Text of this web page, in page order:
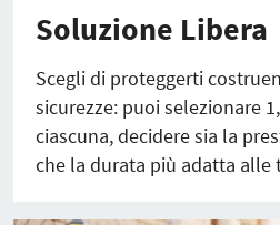
Soluzione Libera
Scegli di proteggerti
sicurezze: puoi selezionare
ciascuna, decidere sia la
che la durata più adatta alle